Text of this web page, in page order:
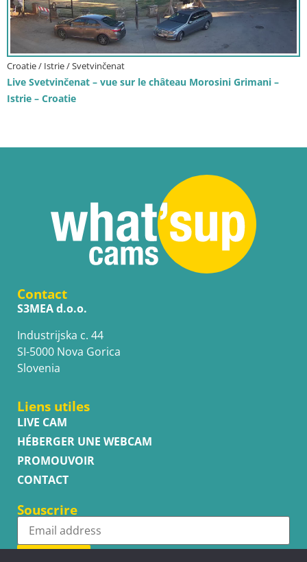
Croatie / Istrie / Svetvinčenat
Live Svetvinčenat – vue sur le château Morosini Grimani –
Istrie – Croatie
Contact
S3MEA d.o.o.
Industrijska c. 44
SI-5000 Nova Gorica
Slovenia
Liens utiles
LIVE CAM
HÉBERGER UNE WEBCAM
PROMOUVOIR
CONTACT
Souscrire